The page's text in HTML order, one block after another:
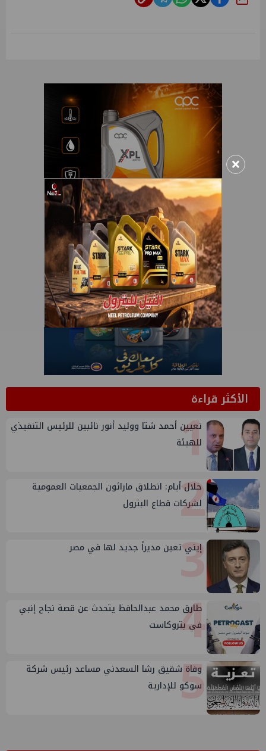
الأكثر قراءة1
تعيين أحمد شتا ووليد أنور نائبين للرئيس التنفيذي
للهيئة
2
خلال أيام: انطلاق ماراثون الجمعيات العمومية
لشركات قطاع البترول
3
إيني تعين مديراً جديد لها في مصر
4
طارق محمد عبدالحافظ يتحدث عن قصة نجاح إنبي
في بتروكاست
5
وفاة شقيق رشا السعدني مساعد رئيس شركة
سوكو للإدارية
×